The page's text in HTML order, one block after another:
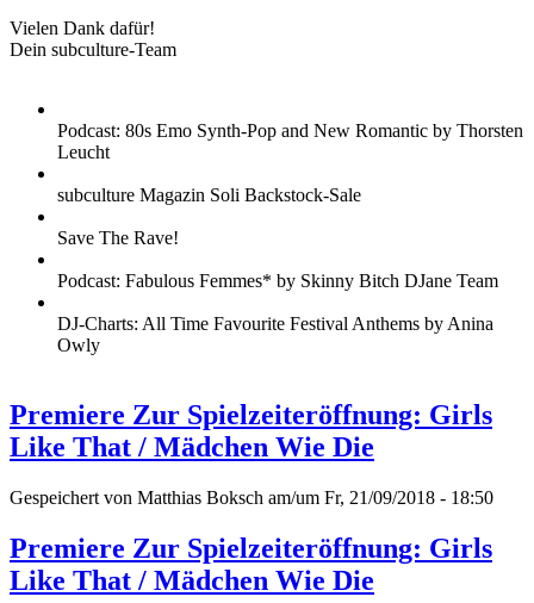
Vielen Dank dafür!
Dein subculture-Team
Podcast: 80s Emo Synth-Pop and New Romantic by Thorsten
Leucht
subculture Magazin Soli Backstock-Sale
Save The Rave!
Podcast: Fabulous Femmes* by Skinny Bitch DJane Team
DJ-Charts: All Time Favourite Festival Anthems by Anina
Owly
Premiere Zur Spielzeiteröffnung: Girls
Like That / Mädchen Wie Die
Gespeichert von Matthias Boksch am/um Fr, 21/09/2018 - 18:50
Premiere Zur Spielzeiteröffnung: Girls
Like That / Mädchen Wie Die